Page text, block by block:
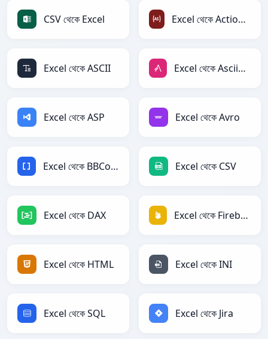
CSV থেকে Excel Excel থেকে ActionScript
Excel থেকে ASCII Excel থেকে AsciiDoc
Excel থেকে ASP Excel থেকে Avro
Excel থেকে BBCode Excel থেকে CSV
Excel থেকে DAX Excel থেকে Firebase
Excel থেকে HTML Excel থেকে INI
Excel থেকে SQL Excel থেকে Jira